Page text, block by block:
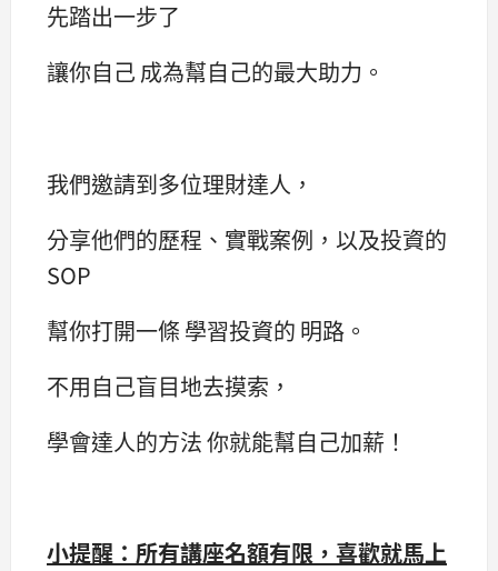
先踏出一步了
讓你自己 成為幫自己的最大助力。
我們邀請到多位理財達人，
分享他們的歷程、實戰案例，以及投資的
SOP
幫你打開一條 學習投資的 明路。
不用自己盲目地去摸索，
學會達人的方法 你就能幫自己加薪！
小提醒：所有講座名額有限，喜歡就馬上